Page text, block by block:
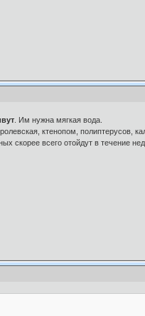
. Им нужна мягкая вода.
ктенопом, полиптерусов,
скорее всего отойдут в течение